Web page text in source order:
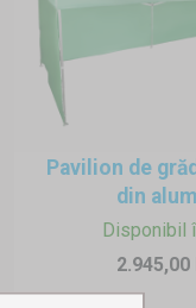
Pavilion de
din
Disponibil
2.945,00